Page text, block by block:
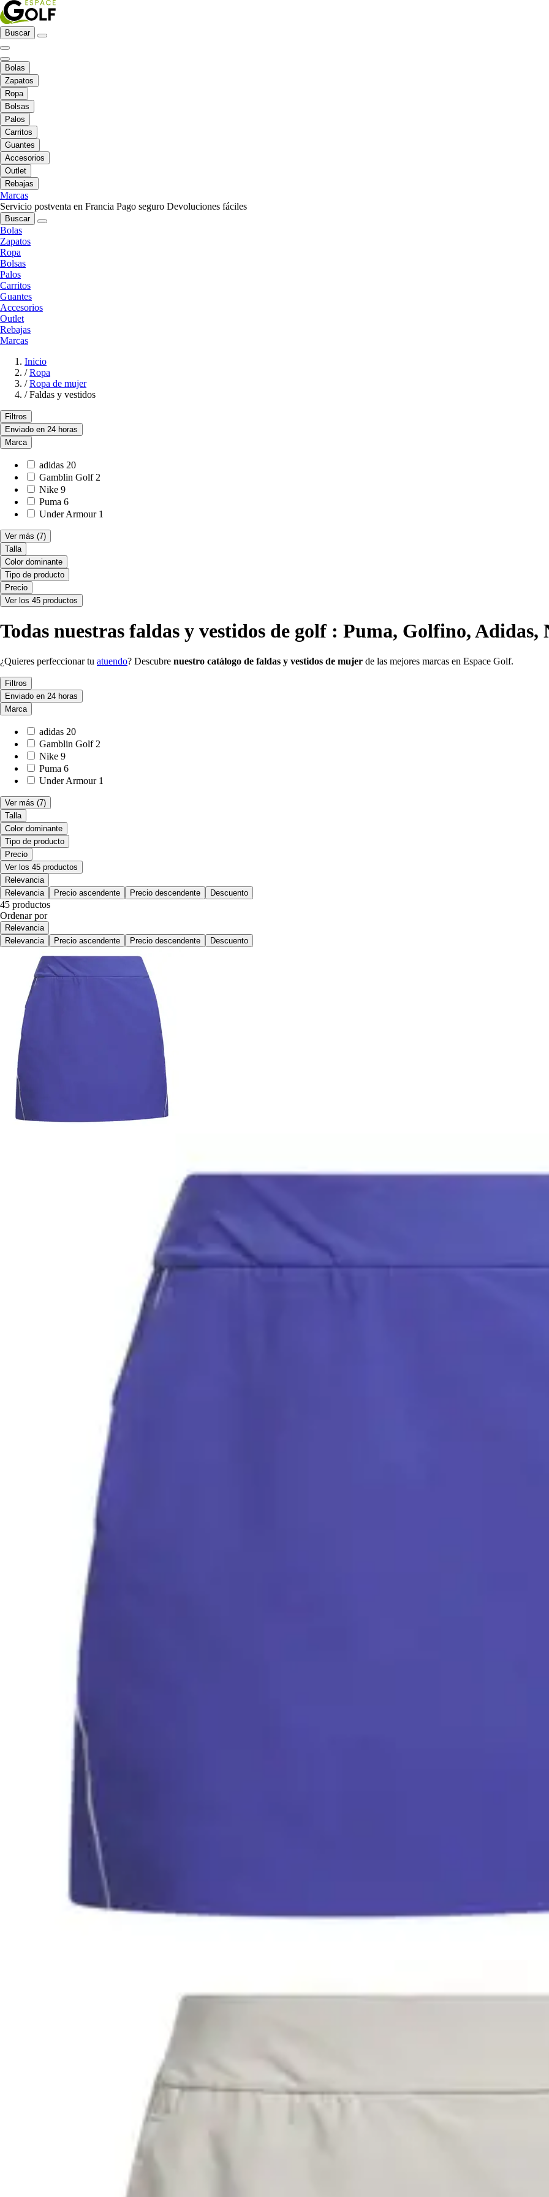
Buscar
Bolas
Zapatos
Ropa
Bolsas
Palos
Carritos
Guantes
Accesorios
Outlet
Rebajas
Marcas
Servicio postventa en Francia Pago seguro Devoluciones fáciles
Buscar
Bolas
Zapatos
Ropa
Bolsas
Palos
Carritos
Guantes
Accesorios
Outlet
Rebajas
Marcas
Inicio
/ Ropa
/ Ropa de mujer
/ Faldas y vestidos
Filtros
Enviado en 24 horas
Marca
adidas 20
Gamblin Golf 2
Nike 9
Puma 6
Under Armour 1
Ver más (7)
Talla
Color dominante
Tipo de producto
Precio
Ver los 45 productos
Todas nuestras faldas y vestidos de golf : Puma, Golfino, Adidas,
¿Quieres perfeccionar tu atuendo? Descubre nuestro catálogo de faldas y vestidos de mujer de las mejores marcas en Espace Golf.
Filtros
Enviado en 24 horas
Marca
adidas 20
Gamblin Golf 2
Nike 9
Puma 6
Under Armour 1
Ver más (7)
Talla
Color dominante
Tipo de producto
Precio
Ver los 45 productos
Relevancia
Relevancia
Precio ascendente Precio descendente Descuento
45 productos
Ordenar por
Relevancia
Relevancia
Precio ascendente Precio descendente Descuento